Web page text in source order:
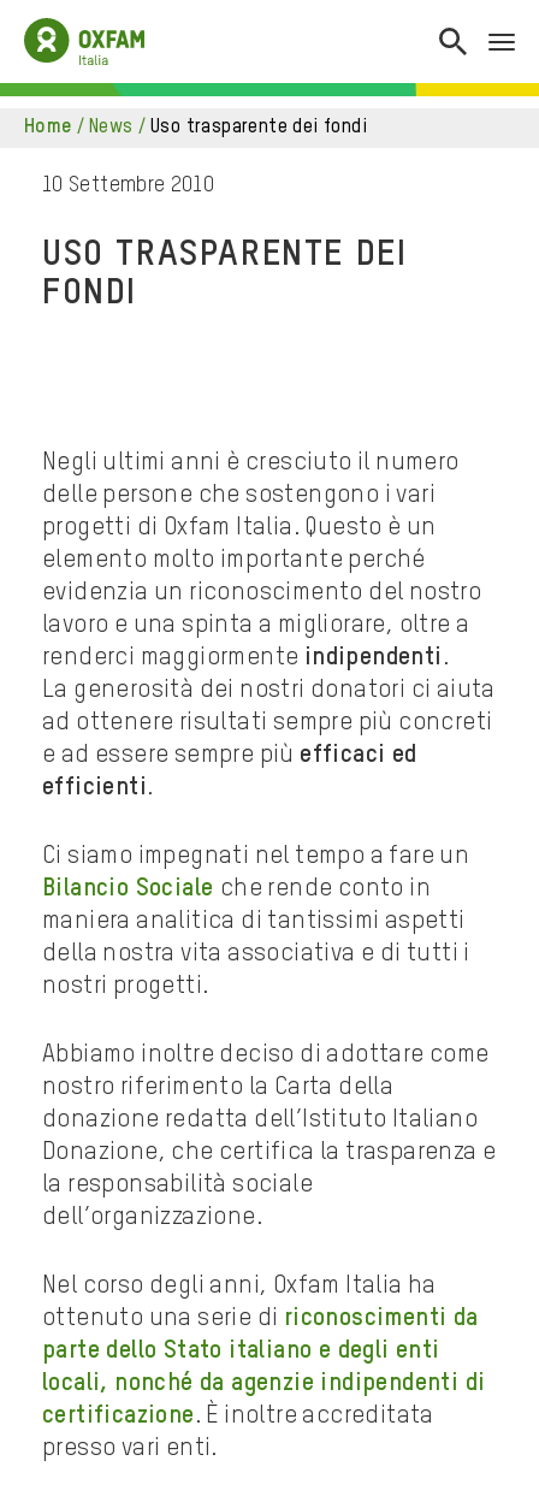
home / news / uso trasparente dei fondi
10 Settembre 2010
USO TRASPARENTE DEI
FONDI
Negli ultimi anni è cresciuto il numero
delle persone che sostengono i vari
progetti di Oxfam Italia. Questo è un
elemento molto importante perché
evidenzia un riconoscimento del nostro
lavoro e una spinta a migliorare, oltre a
renderci maggiormente indipendenti .
La generosità dei nostri donatori ci aiuta
ad ottenere risultati sempre più concreti
e ad essere sempre più efficaci ed
efficienti .
Ci siamo impegnati nel tempo a fare un
Bilancio Sociale che rende conto in
maniera analitica di tantissimi aspetti
della nostra vita associativa e di tutti i
nostri progetti.
Abbiamo inoltre deciso di adottare come
nostro riferimento la Carta della
donazione redatta dell’Istituto Italiano
Donazione, che certifica la trasparenza e
la responsabilità sociale
dell’organizzazione.
Nel corso degli anni, Oxfam Italia ha
ottenuto una serie di riconoscimenti da
parte dello Stato italiano e degli enti
locali, nonché da agenzie indipendenti di
certificazione . È inoltre accreditata
presso vari enti.